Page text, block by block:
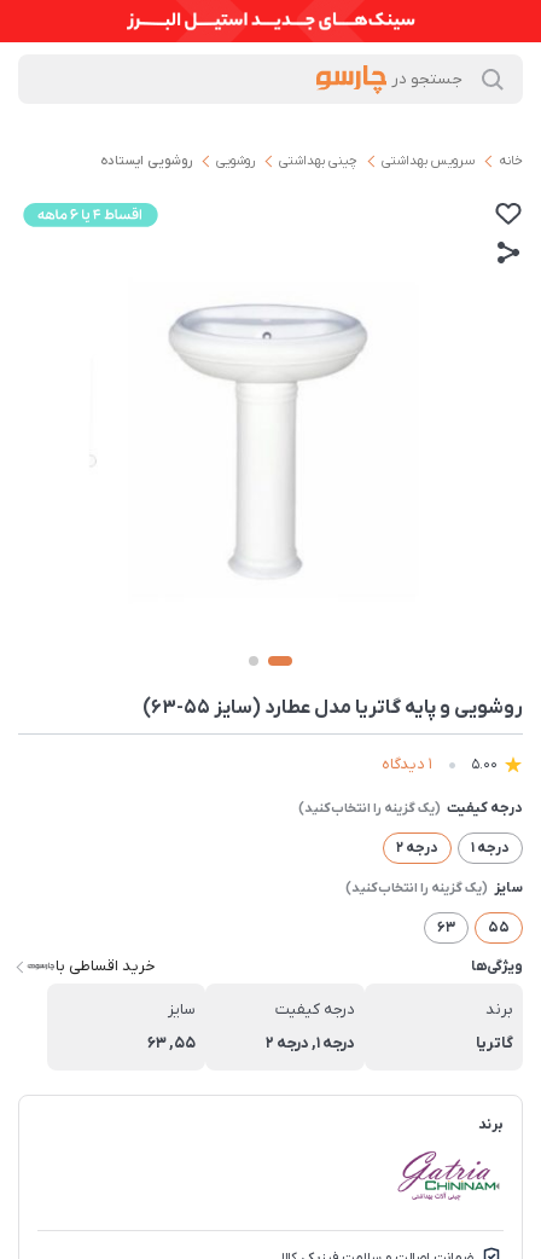
خانه سرویس بهداشتی چینی بهداشتی روشویی روشویی ایستاده
روشویی و پایه گاتریا مدل عطارد (سایز 55-63)
5.00 1 دیدگاه
درجه کیفیت
درجه 1 درجه 2
سایز
55
63
ویژگی‌ها
خرید اقساطی با
برند
گاتریا
درجه کیفیت
درجه 1, درجه 2
سایز
55, 63
برند